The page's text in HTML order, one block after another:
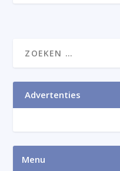
Advertenties
Menu